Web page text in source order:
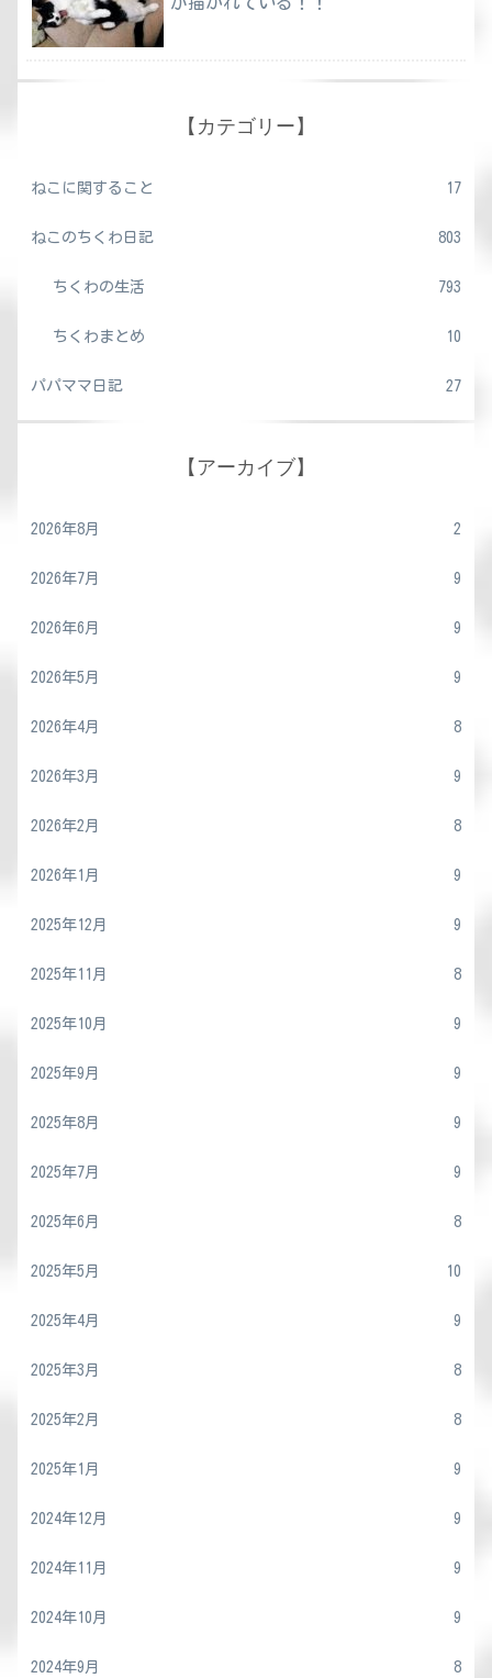
【カテゴリー】
ねこに関すること 17
ねこのちくわ日記 803
ちくわの生活 793
ちくわまとめ 10
パパママ日記 27
【アーカイブ】
2026年8月 2
2026年7月 9
2026年6月 9
2026年5月 9
2026年4月 8
2026年3月 9
2026年2月 8
2026年1月 9
2025年12月 9
2025年11月 8
2025年10月 9
2025年9月 9
2025年8月 9
2025年7月 9
2025年6月 8
2025年5月 10
2025年4月 9
2025年3月 8
2025年2月 8
2025年1月 9
2024年12月 9
2024年11月 9
2024年10月 9
2024年9月 8